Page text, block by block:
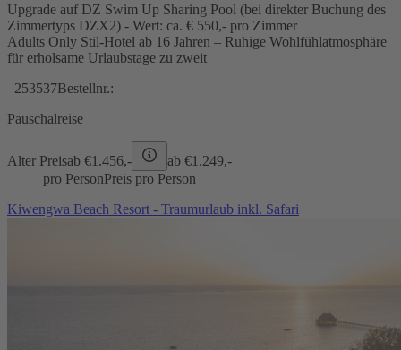
Upgrade auf DZ Swim Up Sharing Pool (bei direkter Buchung des
Zimmertyps DZX2) - Wert: ca. € 550,- pro Zimmer
Adults Only Stil-Hotel ab 16 Jahren – Ruhige Wohlfühlatmosphäre
für erholsame Urlaubstage zu zweit
253537Bestellnr.:
Pauschalreise
Alter Preisab €1.456,- ab €1.249,-
pro PersonPreis pro Person
Kiwengwa Beach Resort - Traumurlaub inkl. Safari